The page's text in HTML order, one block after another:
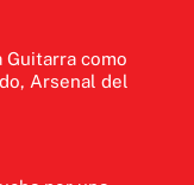
Guitarra como
Arsenal del